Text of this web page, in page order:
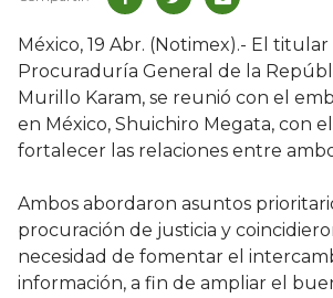
México, 19 Abr. (Notimex).- El titular
Procuraduría General de la
Murillo Karam, se reunió con el
en México, Shuichiro Megata, con
fortalecer las relaciones entre
Ambos abordaron asuntos
procuración de justicia y
necesidad de fomentar el
información, a fin de ampliar el